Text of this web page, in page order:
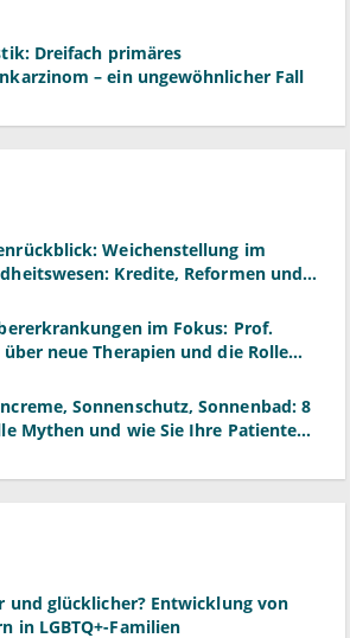
Dreifach primäres
– ein ungewöhnlicher Fall
Weichenstellung im
Kredite, Reformen und
im Fokus: Prof.
über neue Therapien und die Rolle
Sonnenschutz, Sonnenbad: 8
Mythen und wie Sie Ihre Patienten
und glücklicher? Entwicklung von
in LGBTQ+-Familien